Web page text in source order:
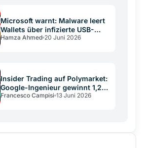
Microsoft warnt: Malware leert
Wallets über infizierte USB-
Sticks
Hamza Ahmed 20 Juni 2026
Insider Trading auf Polymarket:
Google-Ingenieur gewinnt 1,2
Mio. Dollar
Francesco Campisi 13 Juni 2026